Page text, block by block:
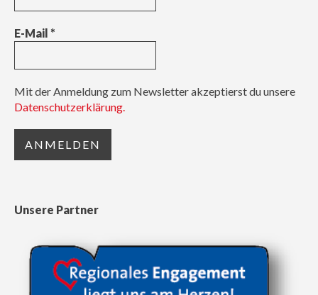
E-Mail *
Mit der Anmeldung zum Newsletter akzeptierst du unsere
Datenschutzerklärung.
Unsere Partner